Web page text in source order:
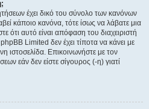
έχει δικό του σύνολο των κανόνων
κάποιο κανόνα, τότε ίσως να λάβατε μια
αυτό είναι απόφαση του διαχειριστή
Limited δεν έχει τίποτα να κάνει με
ιστοσελίδα. Επικοινωνήστε με τον
εάν δεν είστε σίγουρος (-η) γιατί